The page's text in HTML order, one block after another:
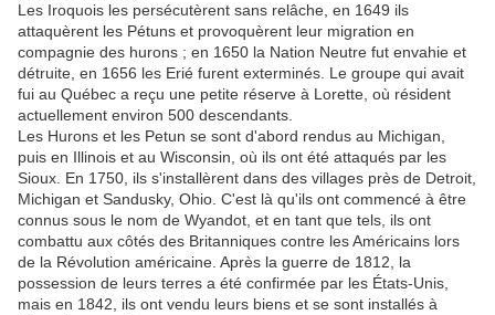
Les Iroquois les persécutèrent sans relâche, en 1649 ils
attaquèrent les Pétuns et provoquèrent leur migration en
compagnie des hurons ; en 1650 la Nation Neutre fut envahie et
détruite, en 1656 les Erié furent exterminés. Le groupe qui avait
fui au Québec a reçu une petite réserve à Lorette, où résident
actuellement environ 500 descendants.
Les Hurons et les Petun se sont d'abord rendus au Michigan,
puis en Illinois et au Wisconsin, où ils ont été attaqués par les
Sioux. En 1750, ils s'installèrent dans des villages près de Detroit,
Michigan et Sandusky, Ohio. C'est là qu'ils ont commencé à être
connus sous le nom de Wyandot, et en tant que tels, ils ont
combattu aux côtés des Britanniques contre les Américains lors
de la Révolution américaine. Après la guerre de 1812, la
possession de leurs terres a été confirmée par les États-Unis,
mais en 1842, ils ont vendu leurs biens et se sont installés à